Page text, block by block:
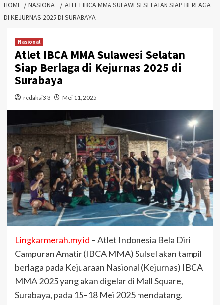
HOME NASIONAL
ATLET IBCA MMA SULAWESI SELATAN SIAP BERLAGA
DI KEJURNAS 2025 DI SURABAYA
Nasional
Atlet IBCA MMA Sulawesi Selatan
Siap Berlaga di Kejurnas 2025 di
Surabaya
redaksi3 3 Mei 11, 2025
Lingkarmerah.my.id – Atlet Indonesia Bela Diri
Campuran Amatir (IBCA MMA) Sulsel akan tampil
berlaga pada Kejuaraan Nasional (Kejurnas) IBCA
MMA 2025 yang akan digelar di Mall Square,
Surabaya, pada 15–18 Mei 2025 mendatang.